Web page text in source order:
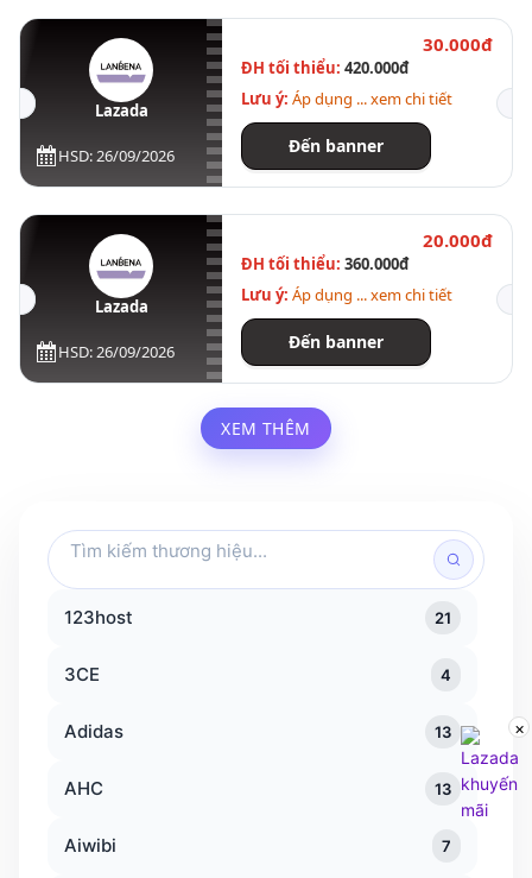
Lazada
HSD: 26/09/2026
30.000đ
ĐH tối thiểu: 420.000đ
Lưu ý: Áp dụng ... xem chi tiết
Đến banner
Lazada
HSD: 26/09/2026
20.000đ
ĐH tối thiểu: 360.000đ
Lưu ý: Áp dụng ... xem chi tiết
Đến banner
XEM THÊM
Tìm
kiếm
thương
hiệu
123host 21
3CE 4
Adidas 13
AHC 13
Aiwibi 7
×